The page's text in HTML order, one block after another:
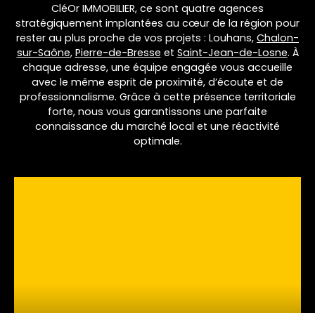
CléOr IMMOBILIER, ce sont quatre agences
stratégiquement implantées au cœur de la région pour
rester au plus proche de vos projets : Louhans, Chalon-
sur-Saône, Pierre-de-Bresse et Saint-Jean-de-Losne. À
chaque adresse, une équipe engagée vous accueille
avec le même esprit de proximité, d’écoute et de
professionnalisme. Grâce à cette présence territoriale
forte, nous vous garantissons une parfaite
connaissance du marché local et une réactivité
optimale.